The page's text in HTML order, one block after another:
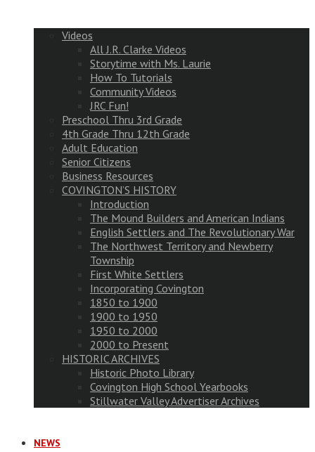
Videos
All J.R. Clarke Videos
Storytime with Ms. Laurie
How To Tutorials
Community Videos
JRC Fun!
Preschool Thru 3rd Grade
4th Grade Thru 12th Grade
Adult Education
Senior Citizens
Business Resources
COVINGTON’S HISTORY
Introduction
The Mound Builders and American Indians
English Settlers and The Revolutionary War
The Northwest Territory and Newberry
Township
First White Settlers
Incorporating Covington
1850 to 1900
1900 to 1950
1950 to 2000
2000 to Present
HISTORIC ARCHIVES
Historic Photo Library
Covington High School Yearbooks
Stillwater Valley Advertiser Archives
NEWS